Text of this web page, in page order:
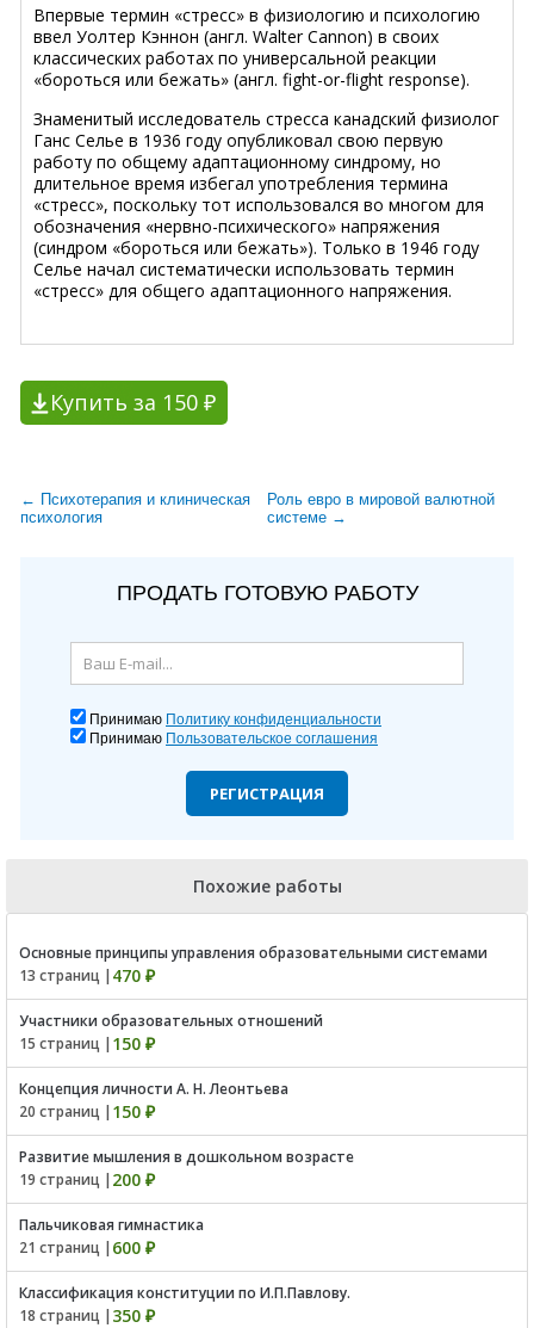
Впервые термин «стресс» в физиологию и психологию
ввел Уолтер Кэннон (англ. Walter Cannon) в своих
классических работах по универсальной реакции
«бороться или бежать» (англ. fight-or-flight response).
Знаменитый исследователь стресса канадский физиолог
Ганс Селье в 1936 году опубликовал свою первую
работу по общему адаптационному синдрому, но
длительное время избегал употребления термина
«стресс», поскольку тот использовался во многом для
обозначения «нервно-психического» напряжения
(синдром «бороться или бежать»). Только в 1946 году
Селье начал систематически использовать термин
«стресс» для общего адаптационного напряжения.
Купить за 150 ₽
← Психотерапия и клиническая
психология
Роль евро в мировой валютной
системе →
ПРОДАТЬ ГОТОВУЮ РАБОТУ
Принимаю Политику конфиденциальности
Принимаю Пользовательское соглашения
РЕГИСТРАЦИЯ
Похожие работы
Основные принципы управления образовательными системами
13 страниц | 470 ₽
Участники образовательных отношений
15 страниц | 150 ₽
Концепция личности А. Н. Леонтьева
20 страниц | 150 ₽
Развитие мышления в дошкольном возрасте
19 страниц | 200 ₽
Пальчиковая гимнастика
21 страниц | 600 ₽
Классификация конституции по И.П.Павлову.
18 страниц | 350 ₽